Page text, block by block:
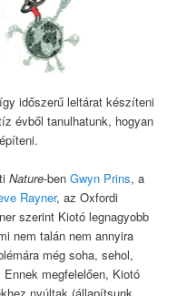
időszerű leltárat készíteni
évből tanulhatunk, hogyan
Nature-benGwyn Prins, a
Rayner, az Oxfordi
szerint Kiotó legnagyobb
nem talán nem annyira
még soha, sehol,
megfelelően, Kiotó
nyúltak (állapítsunk